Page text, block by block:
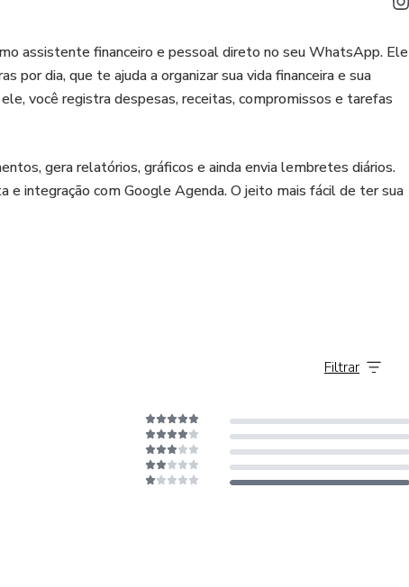
assistente financeiro e pessoal direto no seu WhatsApp. Ele
por dia, que te ajuda a organizar sua vida financeira e sua
você registra despesas, receitas, compromissos e tarefas
gera relatórios, gráficos e ainda envia lembretes diários.
e integração com Google Agenda. O jeito mais fácil de ter sua
Filtrar